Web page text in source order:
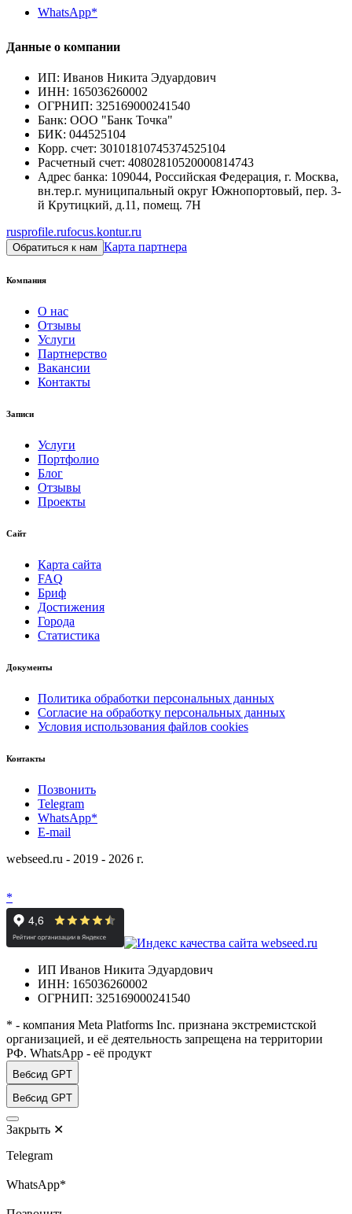
WhatsApp*
Данные о компании
ИП: Иванов Никита Эдуардович
ИНН: 165036260002
ОГРНИП: 325169000241540
Банк: ООО "Банк Точка"
БИК: 044525104
Корр. счет: 30101810745374525104
Расчетный счет: 40802810520000814743
Адрес банка: 109044, Российская Федерация, г. Москва,
вн.тер.г. муниципальный округ Южнопортовый, пер. 3-
й Крутицкий, д.11, помещ. 7Н
rusprofile.rufocus.kontur.ru
Обратиться к нам Карта партнера
Компания
О нас
Отзывы
Услуги
Партнерство
Вакансии
Контакты
Записи
Услуги
Портфолио
Блог
Отзывы
Проекты
Сайт
Карта сайта
FAQ
Бриф
Достижения
Города
Статистика
Документы
Политика обработки персональных данных
Согласие на обработку персональных данных
Условия использования файлов cookies
Контакты
Позвонить
Telegram
WhatsApp*
E-mail
webseed.ru - 2019 - 2026 г.
*
ИП Иванов Никита Эдуардович
ИНН: 165036260002
ОГРНИП: 325169000241540
* - компания Meta Platforms Inc. признана экстремистской
организацией, и её деятельность запрещена на территории
РФ. WhatsApp - её продукт
Вебсид GPT
Вебсид GPT
Закрыть ✕
Telegram
WhatsApp*